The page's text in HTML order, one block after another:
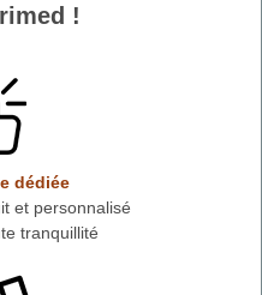
!
dédiée
et personnalisé
tranquillité